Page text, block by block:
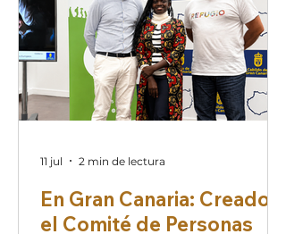
la caída del 62% en las llegadas
respecto a 2024, con algo más de
17.000 personas frente a las 46.843
del año anterior, los menores
siguieron teniendo un peso
relevante
En Gran Canaria: Creado
el Comité de Personas
11 jul 2 min de lectura